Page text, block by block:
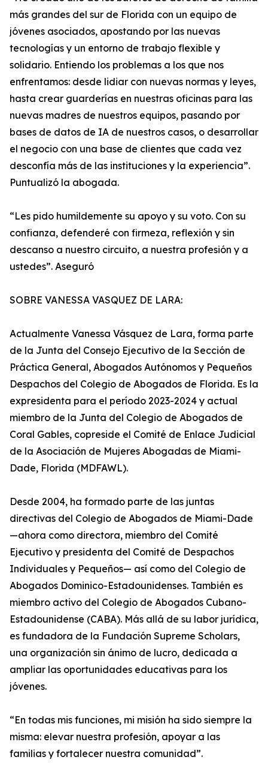
más grandes del sur de Florida con un equipo de
jóvenes asociados, apostando por las nuevas
tecnologías y un entorno de trabajo flexible y
solidario. Entiendo los problemas a los que nos
enfrentamos: desde lidiar con nuevas normas y leyes,
hasta crear guarderías en nuestras oficinas para las
nuevas madres de nuestros equipos, pasando por
bases de datos de IA de nuestros casos, o desarrollar
el negocio con una base de clientes que cada vez
desconfía más de las instituciones y la experiencia”.
Puntualizó la abogada.
“Les pido humildemente su apoyo y su voto. Con su
confianza, defenderé con firmeza, reflexión y sin
descanso a nuestro circuito, a nuestra profesión y a
ustedes”. Aseguró
SOBRE VANESSA VASQUEZ DE LARA:
Actualmente Vanessa Vásquez de Lara, forma parte
de la Junta del Consejo Ejecutivo de la Sección de
Práctica General, Abogados Autónomos y Pequeños
Despachos del Colegio de Abogados de Florida. Es la
expresidenta para el período 2023-2024 y actual
miembro de la Junta del Colegio de Abogados de
Coral Gables, copreside el Comité de Enlace Judicial
de la Asociación de Mujeres Abogadas de Miami-
Dade, Florida (MDFAWL).
Desde 2004, ha formado parte de las juntas
directivas del Colegio de Abogados de Miami-Dade
—ahora como directora, miembro del Comité
Ejecutivo y presidenta del Comité de Despachos
Individuales y Pequeños— así como del Colegio de
Abogados Dominico-Estadounidenses. También es
miembro activo del Colegio de Abogados Cubano-
Estadounidense (CABA). Más allá de su labor jurídica,
es fundadora de la Fundación Supreme Scholars,
una organización sin ánimo de lucro, dedicada a
ampliar las oportunidades educativas para los
jóvenes.
“En todas mis funciones, mi misión ha sido siempre la
misma: elevar nuestra profesión, apoyar a las
familias y fortalecer nuestra comunidad”.